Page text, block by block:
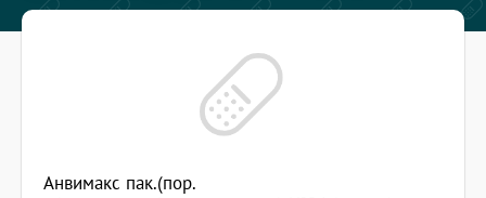
Анвимакс пак.(пор.